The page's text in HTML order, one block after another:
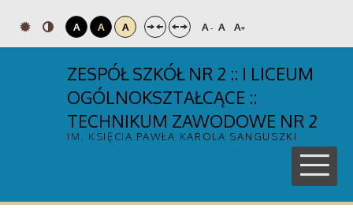
A A A A- A A+
ZESPÓŁ SZKÓŁ NR 2 :: I LICEUM
OGÓLNOKSZTAŁCĄCE ::
TECHNIKUM ZAWODOWE NR 2
IM. KSIĘCIA PAWŁA KAROLA SANGUSZKI